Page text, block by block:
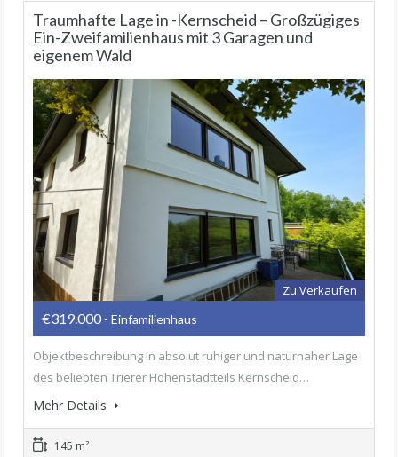
Traumhafte Lage in -Kernscheid – Großzügiges
Ein-Zweifamilienhaus mit 3 Garagen und
eigenem Wald
Zu Verkaufen
€319.000 - Einfamilienhaus
Objektbeschreibung In absolut ruhiger und naturnaher Lage
des beliebten Trierer Höhenstadtteils Kernscheid…
Mehr Details
145 m²